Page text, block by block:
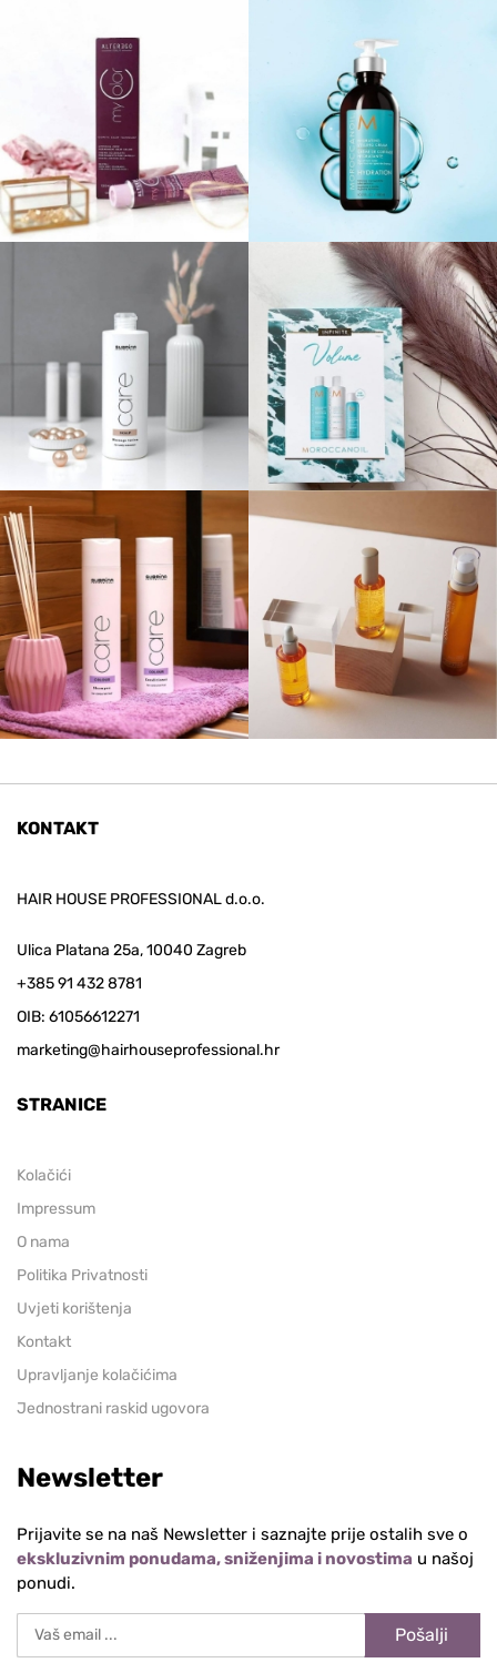
KONTAKT
HAIR HOUSE PROFESSIONAL d.o.o.
Ulica Platana 25a, 10040 Zagreb
+385 91 432 8781
OIB: 61056612271
marketing@hairhouseprofessional.hr
STRANICE
Kolačići
Impressum
O nama
Politika Privatnosti
Uvjeti korištenja
Kontakt
Upravljanje kolačićima
Jednostrani raskid ugovora
Newsletter
Prijavite se na naš Newsletter i saznajte prije ostalih sve o
ekskluzivnim ponudama, sniženjima i novostima u našoj
ponudi.
Pošalji